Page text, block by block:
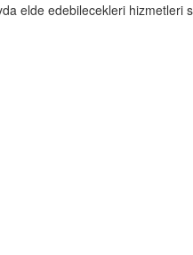
elde edebilecekleri hizmetleri